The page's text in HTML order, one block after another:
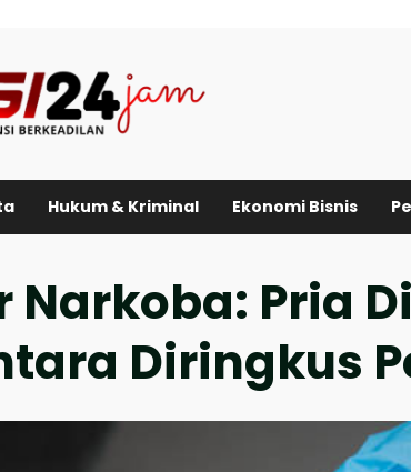
Hukum & Kriminal Ekonomi Bisnis
Narkoba: Pria
Diringkus